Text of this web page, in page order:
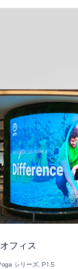
フィス
シリーズ, P1.5